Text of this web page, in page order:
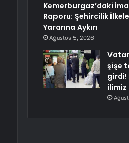
Kemerburgaz’daki
Raporu: Şehircilik
Yararına Aykırı
Ağustos 5, 2026
şişe
girdi!
ilimiz